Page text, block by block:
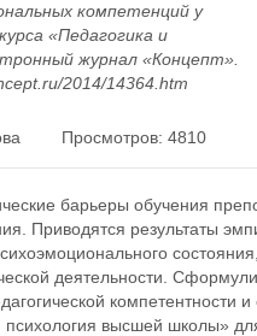
компетенций у
«Педагогика и
журнал «Концепт».
2014/14364.htm
Просмотров: 4810
барьеры обучения
Приводятся результаты
деятельности.
компетентности
высшей школы»